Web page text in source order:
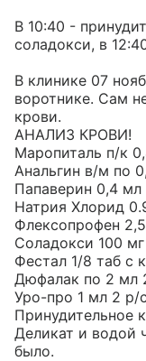
В 10:40 -
соладокси, в
В клинике 07
воротнике. Сам
крови.
АНАЛИЗ КРОВИ!
Маропиталь п/к
Анальгин в/м по
Папаверин 0,4
Натрия Хлорид
Флексопрофен
Соладокси 100
Фестал 1/8 таб с
Дюфалак по 2 мл
Уро-про 1 мл 2 р/
Принудительное
Деликат и водой
было.